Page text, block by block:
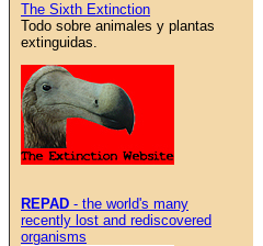
The Sixth Extinction
Todo sobre animales y plantas
extinguidas.
REPAD - the world's many
recently lost and rediscovered
organisms